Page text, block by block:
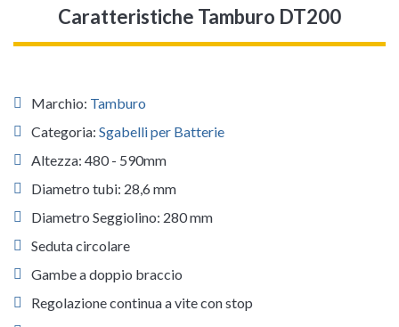
Caratteristiche Tamburo DT200
Marchio: Tamburo
Categoria: Sgabelli per Batterie
Altezza: 480 - 590mm
Diametro tubi: 28,6 mm
Diametro Seggiolino: 280 mm
Seduta circolare
Gambe a doppio braccio
Regolazione continua a vite con stop